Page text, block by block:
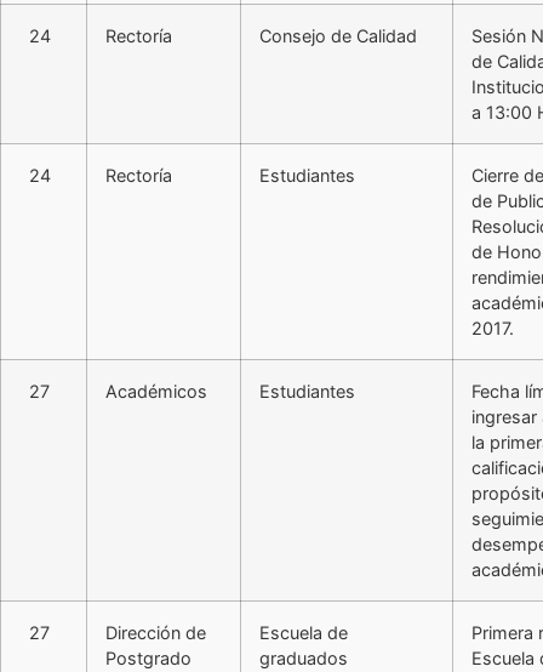
24 Rectoría Consejo de Calidad
Sesión
de
a 13:00
24 Rectoría Estudiantes
Cierre
de
de
2017.
27 Académicos Estudiantes
Fecha
ingresar
la
27
Dirección de
Postgrado
Escuela de
graduados
Primera
Escuela